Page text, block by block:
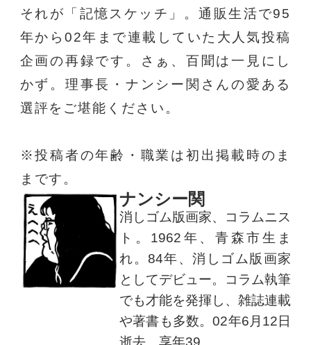
それが「記憶スケッチ」。通販生活で95
年から02年まで連載していた大人気投稿
企画の再録です。さぁ、百聞は一見にし
かず。理事長・ナンシー関さんの愛ある
選評をご堪能ください。
※投稿者の年齢・職業は初出掲載時のま
まです。
ナンシー関
消しゴム版画家、コラムニス
ト。1962年、青森市生ま
れ。84年、消しゴム版画家
としてデビュー。コラム執筆
でも才能を発揮し、雑誌連載
や著書も多数。02年6月12日
逝去。享年39。